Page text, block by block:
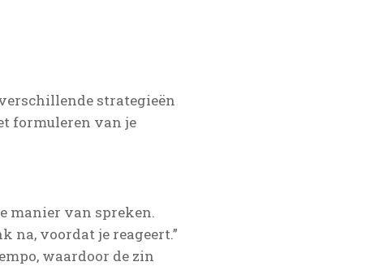
strategieën
formuleren van je
manier van spreken.
na, voordat je reageert.”
waardoor de zin